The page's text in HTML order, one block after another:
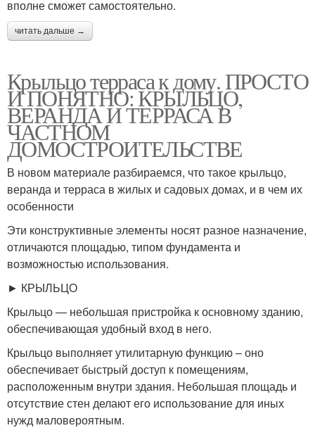
вполне сможет самостоятельно.
читать дальше →
Крыльцо терраса к дому. ПРОСТО
И ПОНЯТНО: КРЫЛЬЦО,
ВЕРАНДА И ТЕРРАСА В
ЧАСТНОМ
ДОМОСТРОИТЕЛЬСТВЕ
В новом материале разбираемся, что такое крыльцо,
веранда и терраса в жилых и садовых домах, и в чем их
особенности
Эти конструктивные элементы носят разное назначение,
отличаются площадью, типом фундамента и
возможностью использования.
► КРЫЛЬЦО
Крыльцо — небольшая пристройка к основному зданию,
обеспечивающая удобный вход в него.
Крыльцо выполняет утилитарную функцию – оно
обеспечивает быстрый доступ к помещениям,
расположенным внутри здания. Небольшая площадь и
отсутствие стен делают его использование для иных
нужд маловероятным.